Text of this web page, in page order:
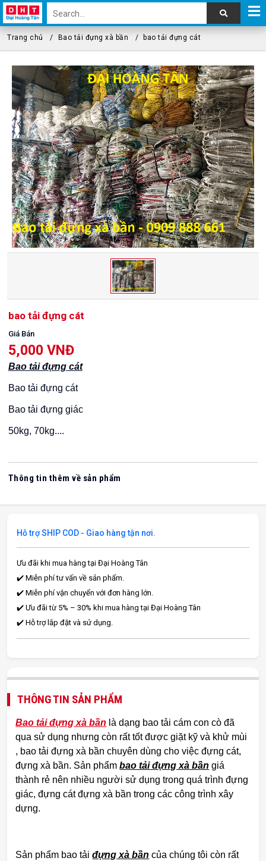
Trang chủ Bao tải đựng xà bần bao tải đựng cát
bao tải đựng cát
Giá Bán
5,000 VNĐ
Bao tải đựng cát
Bao tải đựng cát
Bao tải đựng giác
50kg, 70kg....
Thông tin thêm về sản phẩm
Hỗ trợ SHIP COD - Giao hàng tận nơi.
Ưu đãi khi mua hàng tại Đại Hoàng Tân
✔️ Miễn phí tư vấn về sản phẩm.
✔️ Miễn phí vận chuyển với đơn hàng lớn.
✔️ Ưu đãi từ 5% – 30% khi mua hàng tại Đại Hoàng Tân
✔️ Hỗ trợ lắp đặt và sử dụng.
THÔNG TIN SẢN PHẨM
Bao tải đựng xà bần là dạng bao tải cám con cò đã
qua sử dụng nhưng còn rất tốt được giặt kỹ và khử mùi
, bao tải đựng xà bần chuyên dùng cho việc đựng cát,
đựng xà bần. Sản phẩmbao tải đựng xà bần giá
thành rẻ nên nhiều người sử dụng trong quá trình đựng
giác, đựng cát đựng xà bần trong các công trình xây
dựng.
Sản phẩm bao tảiđựng xà bần của chúng tôi còn rất